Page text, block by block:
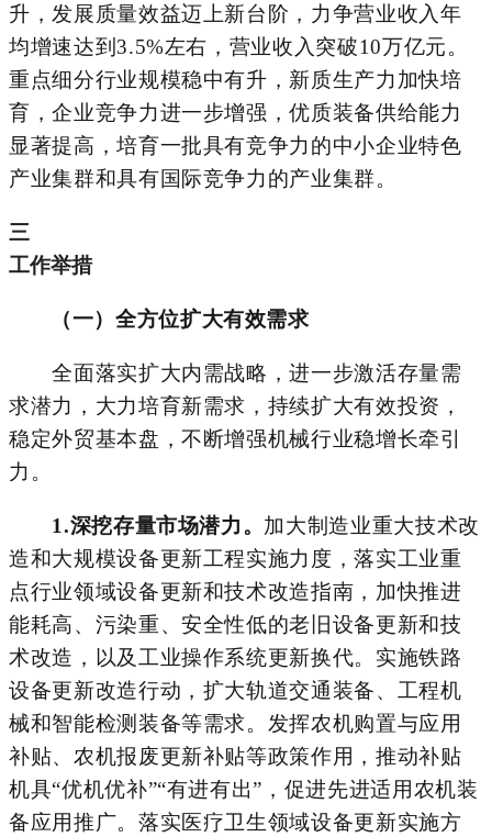
升，发展质量效益迈上新台阶，力争营业收入年
均增速达到 3.5%左右，营业收入突破10万亿元。
重点细分行业规模稳中有升，新质生产力加快培
育，企业竞争力进一步增强，优质装备供给能力
显著提高，培育一批具有竞争力的中小企业特色
产业集群和具有国际竞争力的产业集群。
三
工作举措
（一）全方位扩大有效需求
全面落实扩大内需战略，进一步激活存量需
求潜力，大力培育新需求，持续扩大有效投资，
稳定外贸基本盘，不断增强机械行业稳增长牵引
力。
1.深挖存量市场潜力。 加大制造业重大技术改
造和大规模设备更新工程实施力度，落实工业重
点行业领域设备更新和技术改造指南，加快推进
能耗高、污染重、安全性低的老旧设备更新和技
术改造，以及工业操作系统更新换代。实施铁路
设备更新改造行动，扩大轨道交通装备、工程机
械和智能检测装备等需求。发挥农机购置与应用
补贴、农机报废更新补贴等政策作用，推动补贴
机具“优机优补”“有进有出”，促进先进适用农机装
备应用推广。落实医疗卫生领域设备更新实施方